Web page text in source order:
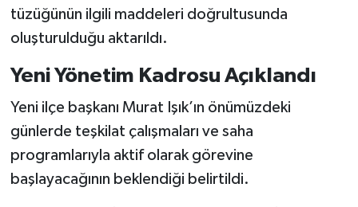
tüzüğünün ilgili maddeleri doğrultusunda
oluşturulduğu aktarıldı.
Yeni Yönetim Kadrosu Açıklandı
Yeni ilçe başkanı Murat Işık’ın önümüzdeki
günlerde teşkilat çalışmaları ve saha
programlarıyla aktif olarak görevine
başlayacağının beklendiği belirtildi.